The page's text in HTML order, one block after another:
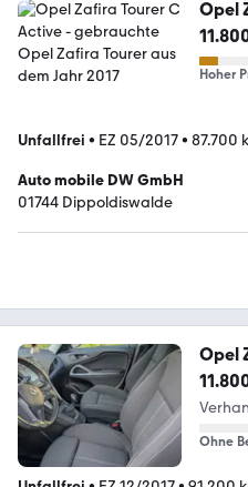
Opel
Hoher
Unfallfrei • EZ 05/2017• 87.700
Auto mobile DW GmbH
01744 Dippoldiswalde
Opel
Ohne